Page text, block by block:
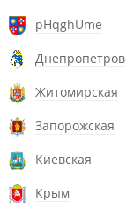
pHqghUme
Житомирская
Запорожская
Киевская
Крым